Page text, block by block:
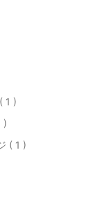
1 )
)
( 1 )